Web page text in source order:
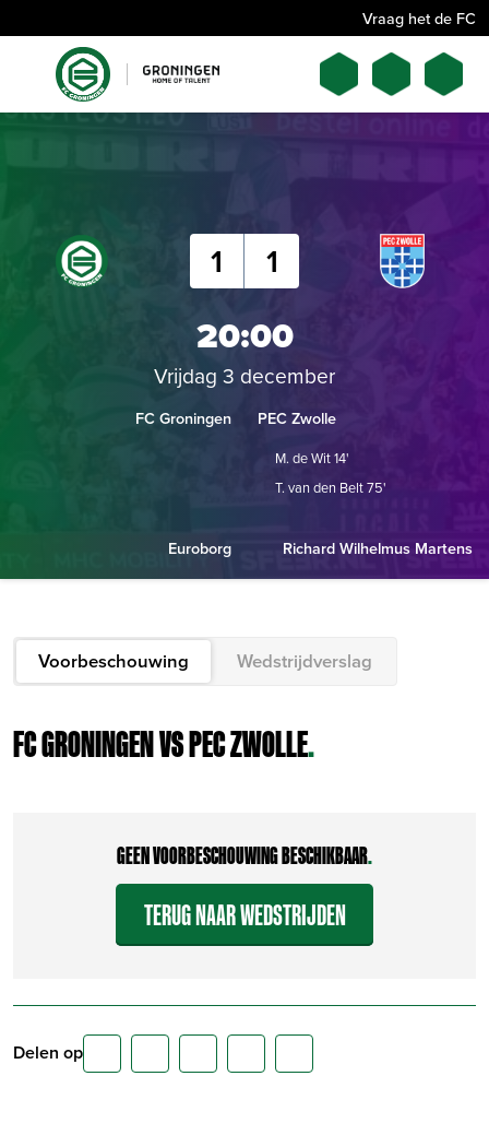
Vraag het de FC
FC Groningen
1 1
20:00
Vrijdag 3 december
PEC Zwolle
M. de Wit 14'
T. van den Belt 75'
Euroborg Richard Wilhelmus Martens
Voorbeschouwing Wedstrijdverslag
FC GRONINGEN VS PEC ZWOLLE.
GEEN VOORBESCHOUWING BESCHIKBAAR.
TERUG NAAR WEDSTRIJDEN
Delen op